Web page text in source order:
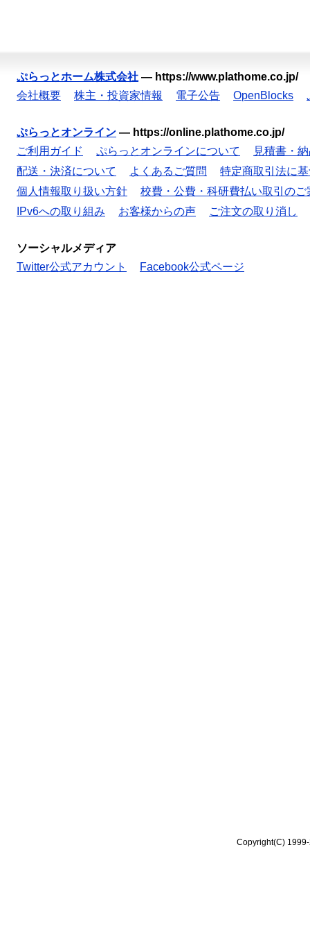
ぷらっとホーム株式会社 — https://www.plathome.co.jp/
会社概要
株主・投資家情報 電子公告 OpenBlocks
ぷらっとオンライン — https://online.plathome.co.jp/
ご利用ガイド
ぷらっとオンラインについて
見積書・
配送・決済について
よくあるご質問
特定商取引法に
個人情報取り扱い方針
校費・公費・科研費払い取引のご
IPv6への取り組み
お客様からの声 ご注文の取り消し
ソーシャルメディア
Twitter公式アカウント
Facebook公式ページ
Copyright(C)